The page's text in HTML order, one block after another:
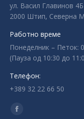
ул. Васил Главинов 4Б
2000 Штип, Северна
Работно време
Понеделник – Петок:
(Пауза од 10:30 до
Телефон:
+389 32 22 66 50
Find us on:
Facebook